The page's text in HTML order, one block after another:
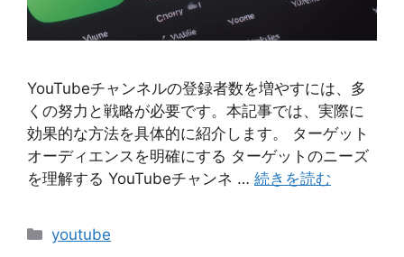
YouTubeチャンネルの登録者数を増やすには、多
くの努力と戦略が必要です。本記事では、実際に
効果的な方法を具体的に紹介します。 ターゲット
オーディエンスを明確にする ターゲットのニーズ
を理解する YouTubeチャンネ … 続きを読む
カ
youtube